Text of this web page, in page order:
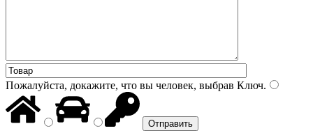
Пожалуйста, докажите, что вы человек, выбрав Ключ.